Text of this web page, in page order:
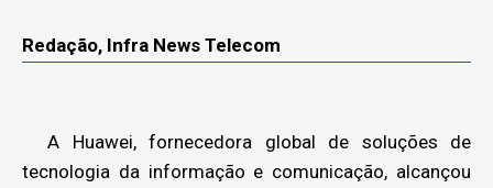
Redação, Infra News Telecom
A Huawei, fornecedora global de soluções de
tecnologia da informação e comunicação, alcançou